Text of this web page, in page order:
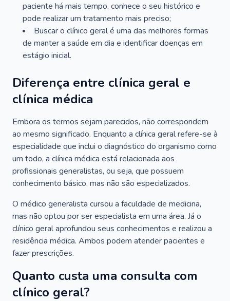
paciente há mais tempo, conhece o seu histórico e
pode realizar um tratamento mais preciso;
Buscar o clínico geral é uma das melhores formas
de manter a saúde em dia e identificar doenças em
estágio inicial.
Diferença entre clínica geral e
clínica médica
Embora os termos sejam parecidos, não correspondem
ao mesmo significado. Enquanto a clínica geral refere-se à
especialidade que inclui o diagnóstico do organismo como
um todo, a clínica médica está relacionada aos
profissionais generalistas, ou seja, que possuem
conhecimento básico, mas não são especializados.
O médico generalista cursou a faculdade de medicina,
mas não optou por ser especialista em uma área. Já o
clínico geral aprofundou seus conhecimentos e realizou a
residência médica. Ambos podem atender pacientes e
fazer prescrições.
Quanto custa uma consulta com
clínico geral?